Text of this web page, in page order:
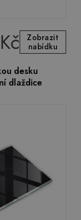
Zobrazit
nabídku
desku
dlaždice